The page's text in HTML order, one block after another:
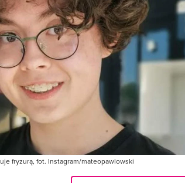
fryzurą, fot. Instagram/mateopawlowski